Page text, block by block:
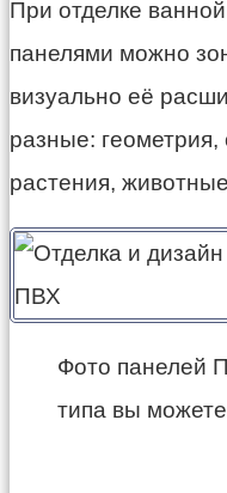
При отделке
панелями можно
визуально её
разные:
растения,
Фото панелей
типа вы